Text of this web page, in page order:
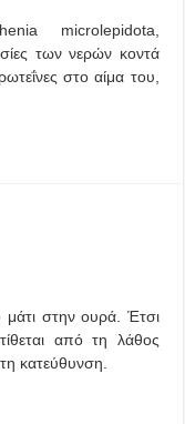
microlepidota,
των νερών κοντά
στο αίμα του,
μάτι στην ουρά. Έτσι
από τη λάθος
κατεύθυνση.